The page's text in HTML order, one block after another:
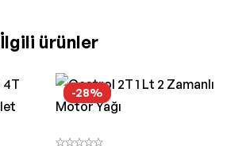
İlgili ürünler
-28%